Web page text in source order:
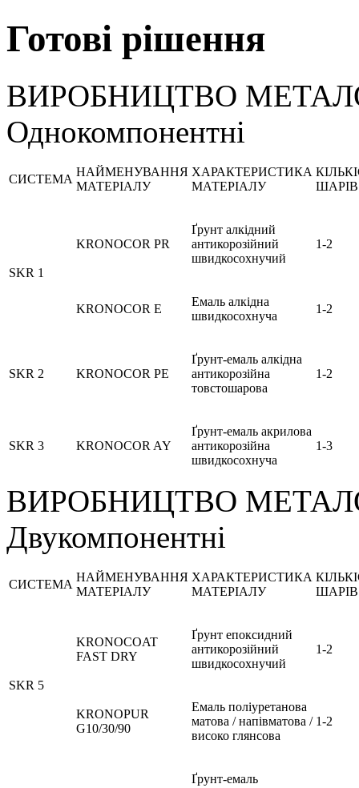
Готові рішення
ВИРОБНИЦТВО
Однокомпонентні
СИСТЕМА
НАЙМЕНУВАННЯ
МАТЕРІАЛУ
ХАРАКТЕРИСТИКА
МАТЕРІАЛУ
ШАРІВ
SKR 1
KRONOCOR PR
Ґрунт алкідний
антикорозійний
швидкосохнучий
1-2
KRONOCOR E
Емаль алкідна
швидкосохнуча
1-2
SKR 2 KRONOCOR PE
Ґрунт-емаль алкідна
антикорозійна
товстошарова
1-2
SKR 3 KRONOCOR AY
Ґрунт-емаль акрилова
антикорозійна
швидкосохнуча
1-3
ВИРОБНИЦТВО
Двукомпонентні
СИСТЕМА
НАЙМЕНУВАННЯ
МАТЕРІАЛУ
ХАРАКТЕРИСТИКА
МАТЕРІАЛУ
ШАРІВ
SKR 5
KRONOCOAT
FAST DRY
Ґрунт епоксидний
антикорозійний
швидкосохнучий
1-2
KRONOPUR
G10/30/90
Емаль поліуретанова
матова / напівматова /
високо глянсова
1-2
Ґрунт-емаль